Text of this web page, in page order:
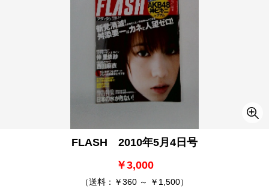
FLASH 2010年5月4日号
￥3,000
（送料：￥360 ～ ￥1,500）